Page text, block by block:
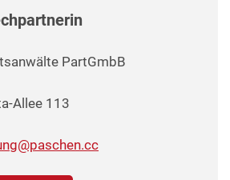
PartGmbB
Allee 113